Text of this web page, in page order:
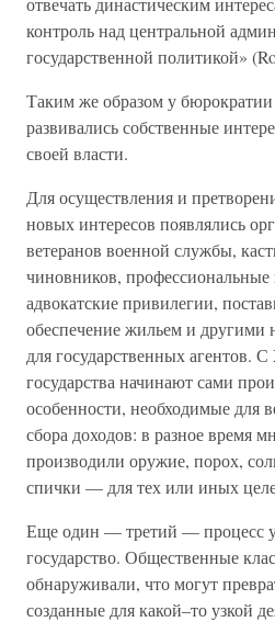
контроль над центральной
государственной политикой»
Таким же образом у
развивались собственные
своей власти.
Для осуществления и
новых интересов появлялись
ветеранов военной службы,
чиновников,
адвокатские привилегии,
обеспечение жильем и
для государственных агентов.
государства начинают сами
особенности, необходимые для
сбора доходов: в разное время
производили оружие, порох,
спички — для тех или иных
Еще один — третий — процесс
государство. Общественные
обнаруживали, что могут
созданные для какой–то узкой